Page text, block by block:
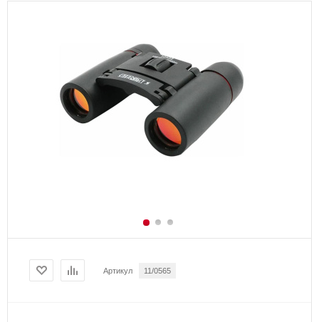
Артикул 11/0565